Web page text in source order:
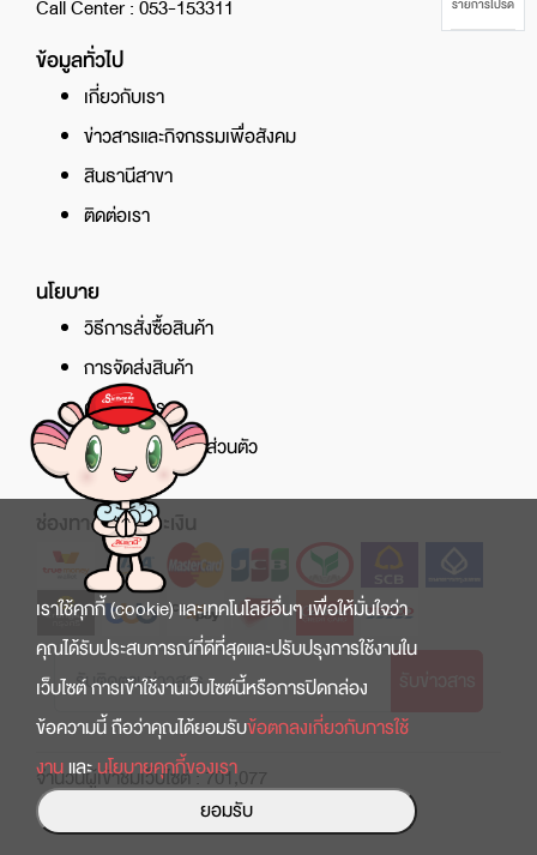
รายการโปรด
Call Center : 053-153311
ข้อมูลทั่วไป
เกี่ยวกับเรา
ข่าวสารและกิจกรรมเพื่อสังคม
สินธานีสาขา
ติดต่อเรา
นโยบาย
วิธีการสั่งซื้อสินค้า
การจัดส่งสินค้า
ศูนย์บริการ
นโยบายความเป็นส่วนตัว
ช่องทางการชำระเงิน
จำนวนผู้เข้าชมเว็บไซต์ : 701,077
Copyright © 2022 สินธานี
เราใช้คุกกี้ (cookie) และเทคโนโลยีอื่นๆ เพื่อให้มั่นใจว่า
คุณได้รับประสบการณ์ที่ดีที่สุดและปรับปรุงการใช้งานใน
เว็บไซต์ การเข้าใช้งานเว็บไซต์นี้หรือการปิดกล่อง
ข้อความนี้ ถือว่าคุณได้ยอมรับข้อตกลงเกี่ยวกับการใช้
งานและนโยบายคุกกี้ของเรา
ยอมรับ